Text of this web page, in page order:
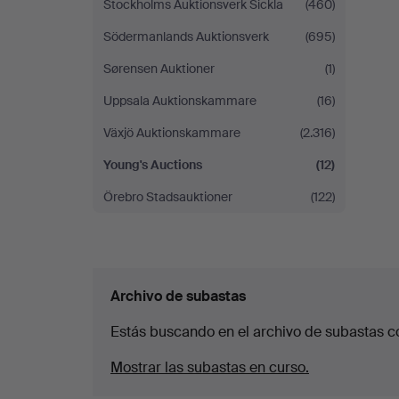
Stockholms Auktionsverk Sickla
(460)
Södermanlands Auktionsverk
(695)
Sørensen Auktioner
(1)
Uppsala Auktionskammare
(16)
Växjö Auktionskammare
(2.316)
Young's Auctions
(12)
Örebro Stadsauktioner
(122)
Archivo de subastas
Estás buscando en el archivo de subastas
Mostrar las subastas en curso.